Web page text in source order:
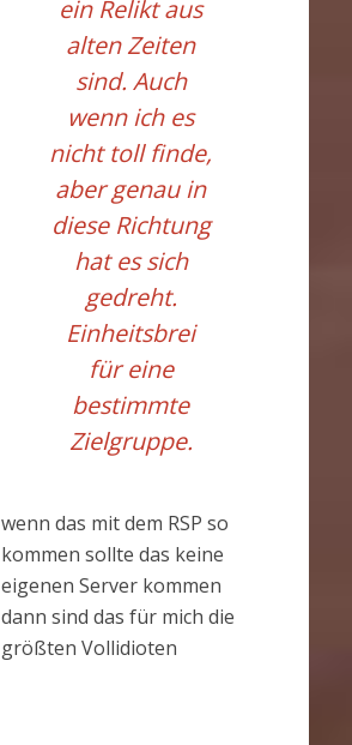
ein Relikt aus
alten Zeiten
sind. Auch
wenn ich es
nicht toll finde,
aber genau in
diese Richtung
hat es sich
gedreht.
Einheitsbrei
für eine
bestimmte
Zielgruppe.
wenn das mit dem RSP so
kommen sollte das keine
eigenen Server kommen
dann sind das für mich die
größten Vollidioten